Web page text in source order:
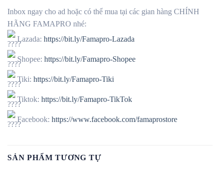
Inbox ngay cho ad hoặc có thể mua tại các gian hàng CHÍNH
HÃNG FAMAPRO nhé:
Lazada: https://bit.ly/Famapro-Lazada
Shopee: https://bit.ly/Famapro-Shopee
Tiki: https://bit.ly/Famapro-Tiki
Tiktok: https://bit.ly/Famapro-TikTok
Facebook: https://www.facebook.com/famaprostore
SẢN PHẨM TƯƠNG TỰ